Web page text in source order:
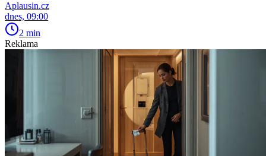
Aplausin.cz
dnes, 09:00
2 min
Reklama